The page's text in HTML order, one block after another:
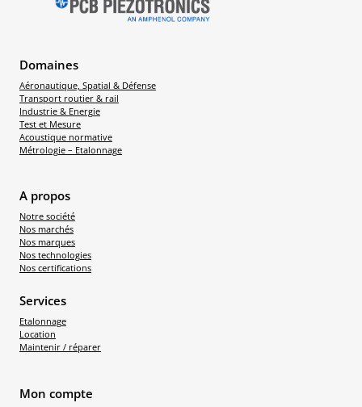
Domaines
Aéronautique, Spatial & Défense
Transport routier & rail
Industrie & Energie
Test et Mesure
Acoustique normative
Métrologie – Etalonnage
A propos
Notre société
Nos marchés
Nos marques
Nos technologies
Nos certifications
Services
Etalonnage
Location
Maintenir / réparer
Mon compte